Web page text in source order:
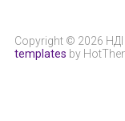
Copyright © 2026 НДІ
templates by